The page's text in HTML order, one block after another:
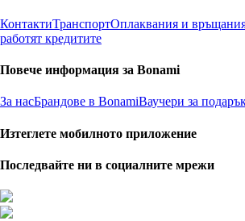
КонтактиТранспортОплаквания и
работят кредитите
Повече информация за Bonami
За насБрандове в BonamiВаучери за
Изтеглете мобилното приложение
Последвайте ни в социалните мрежи